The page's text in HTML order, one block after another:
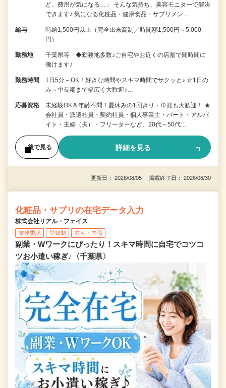
ど、費用が気になる…」 そんな気持ち、美容モニターで解決
できます♪ 気になる化粧品・健康食品・サプリメン…
給与
時給1,500円以上（完全出来高制／時間額1,500円～5,000
円）
勤務地
千葉県等 ◆勤務地多数♪ご自宅やお近くの店舗で間時間に
働けます♪
勤務時間
1日5分～OK！好きな時間やスキマ時間でサクッと♪ ☆1日の
み～中長期まで幅広く大歓迎♪…
応募資格
未経験OK＆年齢不問！夏休みの1回きり・単発も大歓迎！ ★
会社員・派遣社員・契約社員・個人事業主・パート・アルバ
イト・主婦（夫）・フリーターなど、20代～50代…
後で見る 詳細を見る
更新日： 2026/08/05 掲載終了日： 2026/08/30
化粧品・サプリの在宅データ入力
株式会社リアル・フェイス
業務委託 登録制 在宅・内職
副業・Wワークにぴったり！スキマ時間に自宅でコツコ
ツお小遣い稼ぎ♪〈千葉県〉